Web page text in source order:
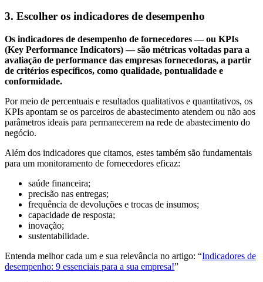
3. Escolher os indicadores de desempenho
Os indicadores de desempenho de fornecedores — ou KPIs
(Key Performance Indicators) — são métricas voltadas para a
avaliação de performance das empresas fornecedoras, a partir
de critérios específicos, como qualidade, pontualidade e
conformidade.
Por meio de percentuais e resultados qualitativos e quantitativos, os
KPIs apontam se os parceiros de abastecimento atendem ou não aos
parâmetros ideais para permanecerem na rede de abastecimento do
negócio.
Além dos indicadores que citamos, estes também são fundamentais
para um monitoramento de fornecedores eficaz:
saúde financeira;
precisão nas entregas;
frequência de devoluções e trocas de insumos;
capacidade de resposta;
inovação;
sustentabilidade.
Entenda melhor cada um e sua relevância no artigo: “Indicadores de
desempenho: 9 essenciais para a sua empresa!”